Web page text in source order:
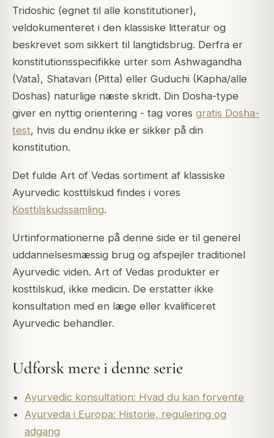
Tridoshic (egnet til alle konstitutioner),
veldokumenteret i den klassiske litteratur og
beskrevet som sikkert til langtidsbrug. Derfra er
konstitutionsspecifikke urter som Ashwagandha
(Vata), Shatavari (Pitta) eller Guduchi (Kapha/alle
Doshas) naturlige næste skridt. Din Dosha-type
giver en nyttig orientering - tag vores gratis Dosha-
test, hvis du endnu ikke er sikker på din
konstitution.
Det fulde Art of Vedas sortiment af klassiske
Ayurvedic kosttilskud findes i vores
Kosttilskudssamling.
Urtinformationerne på denne side er til generel
uddannelsesmæssig brug og afspejler traditionel
Ayurvedic viden. Art of Vedas produkter er
kosttilskud, ikke medicin. De erstatter ikke
konsultation med en læge eller kvalificeret
Ayurvedic behandler.
Udforsk mere i denne serie
Ayurvedic konsultation: Hvad du kan forvente
Ayurveda i Europa: Historie, regulering og
adgang